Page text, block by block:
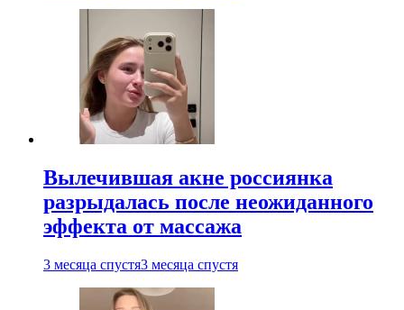
Вылечившая акне россиянка
разрыдалась после неожиданного
эффекта от массажа
3 месяца спустя3 месяца спустя